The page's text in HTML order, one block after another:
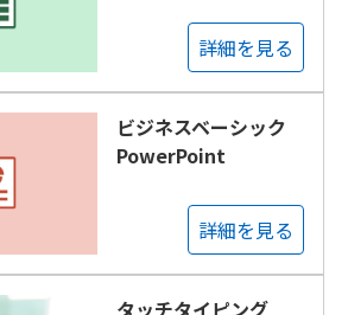
詳細を見る
ビジネスベーシック
PowerPoint
詳細を見る
タッチタイピング